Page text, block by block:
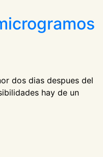
dos dias despues del
hay de un